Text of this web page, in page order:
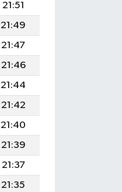
21:51
21:49
21:47
21:46
21:44
21:42
21:40
21:39
21:37
21:35